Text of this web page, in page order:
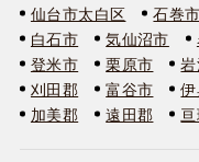
仙台市太白区
石巻市
白石市
気仙沼市
登米市
栗原市
刈田郡
富谷市
加美郡
遠田郡